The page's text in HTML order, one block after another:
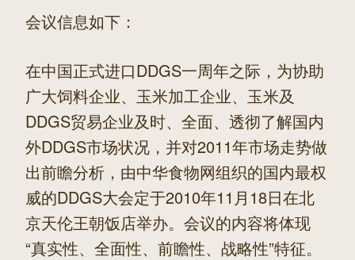
会议信息如下：
在中国正式进口DDGS一周年之际，为协助
广大饲料企业、玉米加工企业、玉米及
DDGS贸易企业及时、全面、透彻了解国内
外DDGS市场状况，并对2011年市场走势做
出前瞻分析，由中华食物网组织的国内最权
威的DDGS大会定于2010年11月18日在北
京天伦王朝饭店举办。会议的内容将体现
“真实性、全面性、前瞻性、战略性”特征。